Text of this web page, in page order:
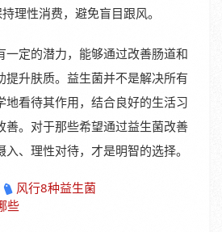
理性消费，避免盲目跟风。
一定的潜力，能够通过改善肠道和
提升肤质。益生菌并不是解决所有
地看待其作用，结合良好的生活习
善。对于那些希望通过益生菌改善
、理性对待，才是明智的选择。
风行8种益生菌
些